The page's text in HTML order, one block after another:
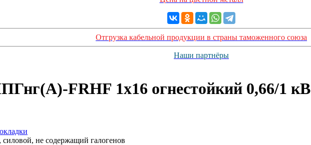
Отгрузка кабельной продукции в страны таможенного союза
Наши партнёры
FRHF 1х16 огнестойкий 0,66/1 кВ
не содержащий галогенов